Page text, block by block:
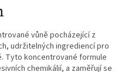
vůně pocházející z
udržitelných ingrediencí pro
Tyto koncentrované formule
chemikálií, a zaměřují se